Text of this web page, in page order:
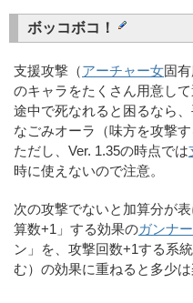
ボッコボコ！
支援攻撃（アーチャー女固
のキャラをたくさん用意し
途中で死なれると困るなら
なごみオーラ（味方を攻撃
ただし、Ver. 1.35の時点では
時に使えないので注意。
次の攻撃でないと加算分が
算数+1」する効果のガンナ
ン」を、攻撃回数+1する系
む）の効果に重ねると多少